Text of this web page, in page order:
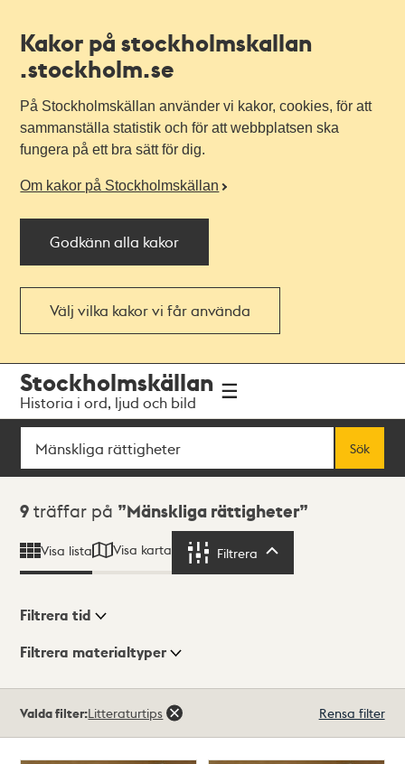
Kakor på stockholmskallan
.stockholm.se
På Stockholmskällan använder vi kakor, cookies, för att
sammanställa statistik och för att webbplatsen ska
fungera på ett bra sätt för dig.
Om kakor på Stockholmskällan
Godkänn alla kakor
Välj vilka kakor vi får använda
navigationen
huvudinnehållet
Stockholmskällan
Historia i ord, ljud och bild
Sök
Sök
Sökresultat
9 träffar på Mänskliga rättigheter
Visa lista Visa karta Filtrera
Visningsläge
Filtrera tid
Filtrera materialtyper
träffar
Valda filter:Litteraturtips Rensa filter